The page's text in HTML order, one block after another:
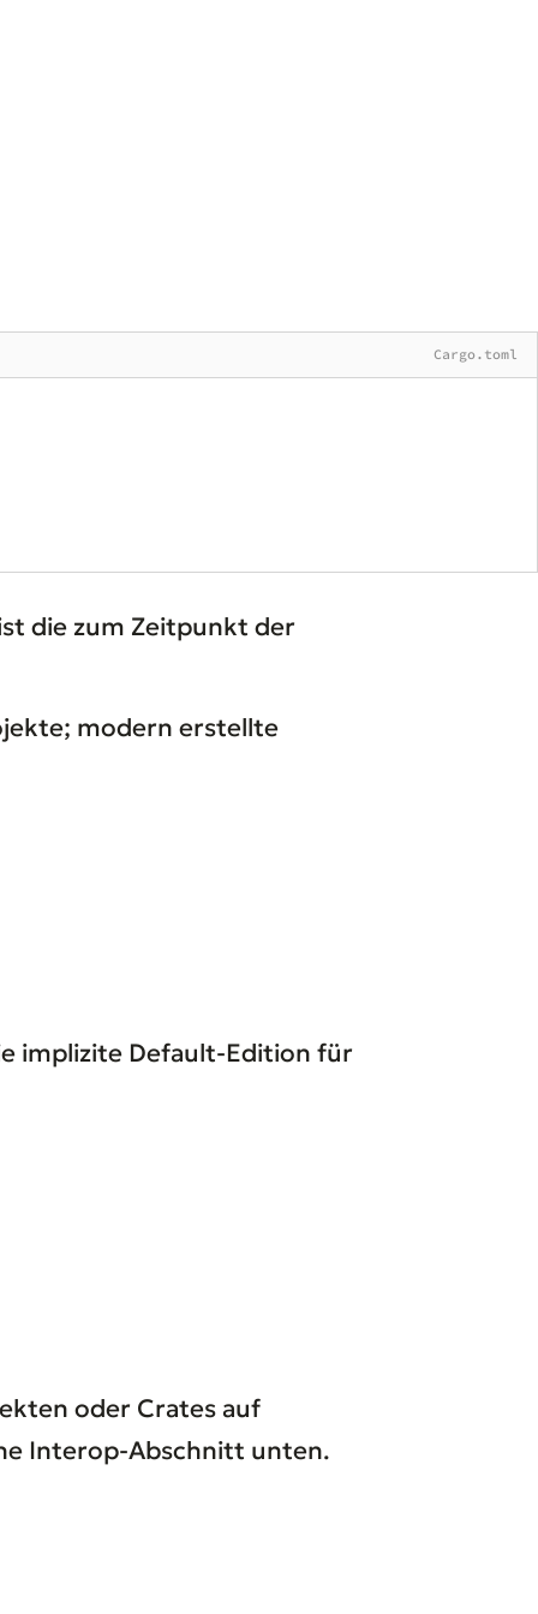
Cargo.toml
die zum Zeitpunkt der
modern erstellte
implizite Default-Edition für
oder Crates auf
Interop-Abschnitt unten.